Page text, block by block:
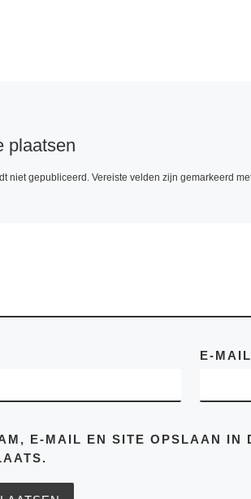
ut labore et dolore
plaatsen
niet gepubliceerd. Vereiste velden zijn gemarkeerd
E-MAIL
E-MAIL EN SITE OPSLAAN IN